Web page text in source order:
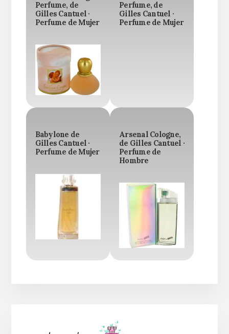
Perfume, de
Gilles Cantuel ·
Perfume de Mujer
Perfume, de
Gilles Cantuel ·
Perfume de Mujer
Babylone de
Gilles Cantuel ·
Perfume de Mujer
Arsenal Cologne,
de Gilles Cantuel ·
Perfume de
Hombre